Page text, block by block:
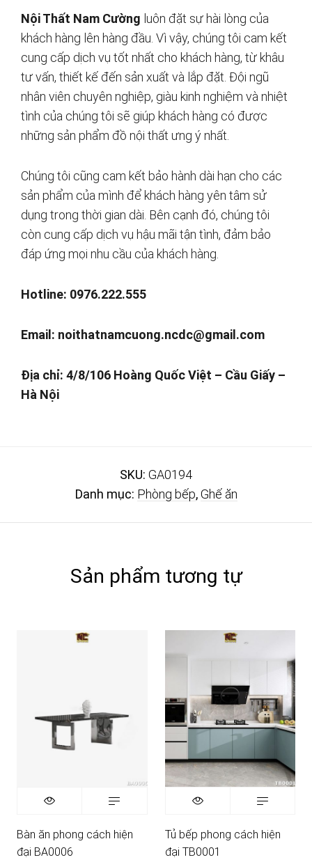
Nội Thất Nam Cường luôn đặt sự hài lòng của
khách hàng lên hàng đầu. Vì vậy, chúng tôi cam kết
cung cấp dịch vụ tốt nhất cho khách hàng, từ khâu
tư vấn, thiết kế đến sản xuất và lắp đặt. Đội ngũ
nhân viên chuyên nghiệp, giàu kinh nghiệm và nhiệt
tình của chúng tôi sẽ giúp khách hàng có được
những sản phẩm đồ nội thất ưng ý nhất.
Chúng tôi cũng cam kết bảo hành dài hạn cho các
sản phẩm của mình để khách hàng yên tâm sử
dụng trong thời gian dài. Bên cạnh đó, chúng tôi
còn cung cấp dịch vụ hậu mãi tận tình, đảm bảo
đáp ứng mọi nhu cầu của khách hàng.
Hotline: 0976.222.555
Email: noithatnamcuong.ncdc@gmail.com
Địa chỉ: 4/8/106 Hoàng Quốc Việt – Cầu Giấy –
Hà Nội
SKU: GA0194
Danh mục: Phòng bếp,Ghế ăn
Sản phẩm tương tự
Bàn ăn phong cách hiện
đại BA0006
Tủ bếp phong cách hiện
đại TB0001